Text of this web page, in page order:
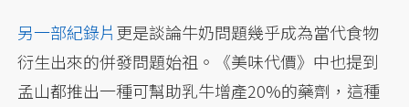
另一部紀錄片更是談論牛奶問題幾乎成為當代食物
衍生出來的併發問題始祖。《美味代價》中也提到
孟山都推出一種可幫助乳牛增產20%的藥劑，這種